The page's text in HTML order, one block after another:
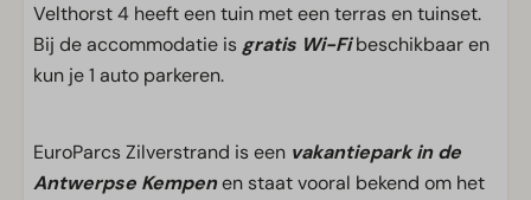
Velthorst 4 heeft een tuin met een terras en tuinset.
Bij de accommodatie is gratis Wi-Fibeschikbaar en
kun je 1 auto parkeren.
EuroParcs Zilverstrand is een vakantiepark in de
Antwerpse Kempenen staat vooral bekend om het